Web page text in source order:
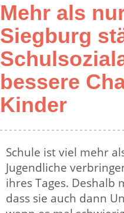
Mehr als
Siegburg
bessere
Kinder
Schule ist viel mehr
Jugendliche
ihres Tages. Deshalb
dass sie auch dann